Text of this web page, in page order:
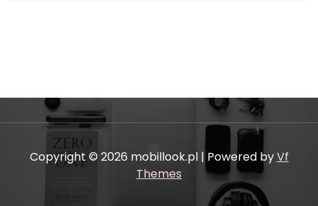
Copyright © 2026 mobillook.pl | Powered byVf
Themes